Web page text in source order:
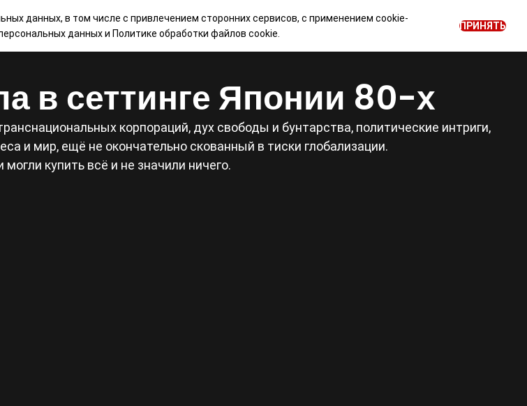
МАГАЗИН КОНТАКТЫ БЛОГ НОВОСТИ
0
в сеттинге Японии 80-х
корпораций, дух свободы и бунтарства, политические интриги,
и мир, ещё не окончательно скованный в тиски глобализации.
могли купить всё и не значили ничего.
данных, в том числе с привлечением сторонних сервисов, с применением cookie-
данныхи Политике обработки файлов cookie.
ПРИНЯТЬ